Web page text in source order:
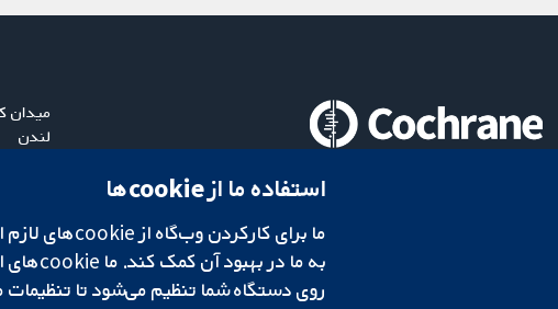
میدان
لندن
استفاده ما از cookie‌ها